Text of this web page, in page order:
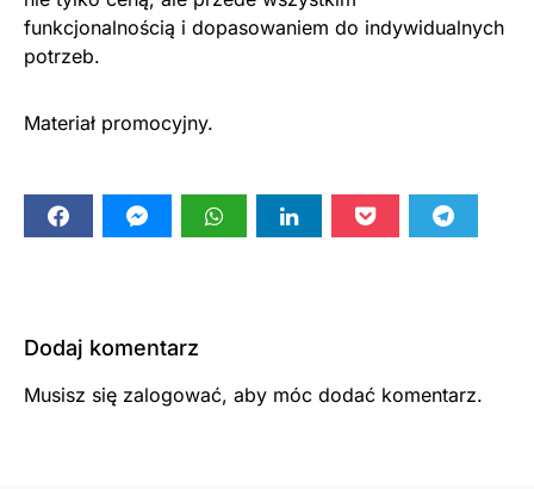
funkcjonalnością i dopasowaniem do indywidualnych
potrzeb.
Materiał promocyjny.
Dodaj komentarz
Musisz się zalogować, aby móc dodać komentarz.